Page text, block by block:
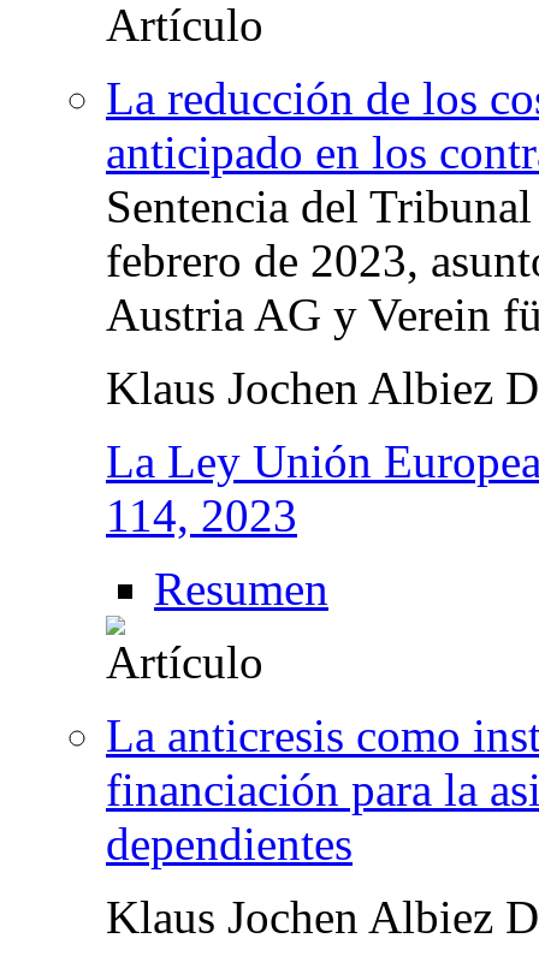
La reducción de los
anticipado en los
Sentencia del
febrero de 2023,
Austria AG y Verein
Klaus Jochen Albiez
La Ley Unión
114, 2023
Resumen
La anticresis como
financiación para la
dependientes
Klaus Jochen Albiez